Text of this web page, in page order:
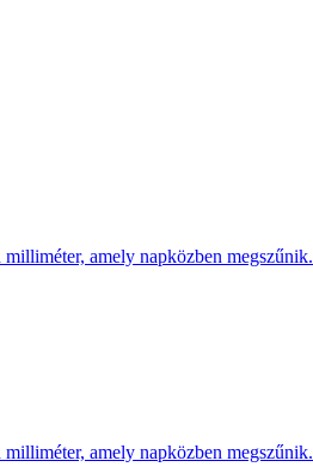
amely napközben megszűnik.
amely napközben megszűnik.